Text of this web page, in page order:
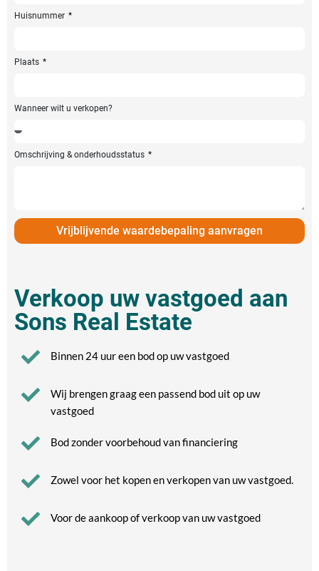
Huisnummer
Plaats
Wanneer wilt u verkopen?
Omschrijving & onderhoudsstatus
Vrijblijvende waardebepaling aanvragen
Verkoop uw vastgoed aan
Sons Real Estate
Binnen 24 uur een bod op uw vastgoed
Wij brengen graag een passend bod uit op uw
vastgoed
Bod zonder voorbehoud van financiering
Zowel voor het kopen en verkopen van uw vastgoed.
Voor de aankoop of verkoop van uw vastgoed